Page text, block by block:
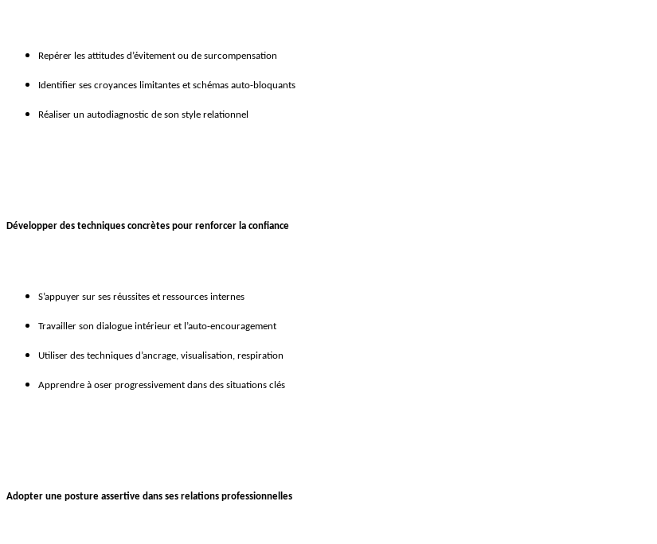
Repérer les attitudes d’évitement ou de surcompensation
Identifier ses croyances limitantes et schémas auto-bloquants
Réaliser un autodiagnostic de son style relationnel
Développer des techniques concrètes pour renforcer la confiance
S’appuyer sur ses réussites et ressources internes
Travailler son dialogue intérieur et l’auto-encouragement
Utiliser des techniques d’ancrage, visualisation, respiration
Apprendre à oser progressivement dans des situations clés
Adopter une posture assertive dans ses relations professionnelles